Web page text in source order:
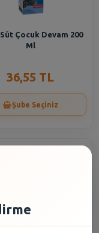
Süt Çocuk Devam 200
Ml
36,55 TL
Şube Seçiniz